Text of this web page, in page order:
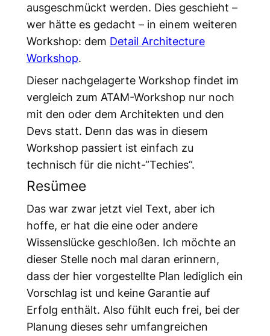
ausgeschmückt werden. Dies geschieht –
wer hätte es gedacht – in einem weiteren
Workshop: dem Detail Architecture
Workshop.
Dieser nachgelagerte Workshop findet im
vergleich zum ATAM-Workshop nur noch
mit den oder dem Architekten und den
Devs statt. Denn das was in diesem
Workshop passiert ist einfach zu
technisch für die nicht-“Techies”.
Resümee
Das war zwar jetzt viel Text, aber ich
hoffe, er hat die eine oder andere
Wissenslücke geschloßen. Ich möchte an
dieser Stelle noch mal daran erinnern,
dass der hier vorgestellte Plan lediglich ein
Vorschlag ist und keine Garantie auf
Erfolg enthält. Also fühlt euch frei, bei der
Planung dieses sehr umfangreichen